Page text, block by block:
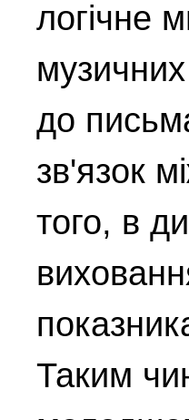
логічне
до
зв'язок
того, в
Таким